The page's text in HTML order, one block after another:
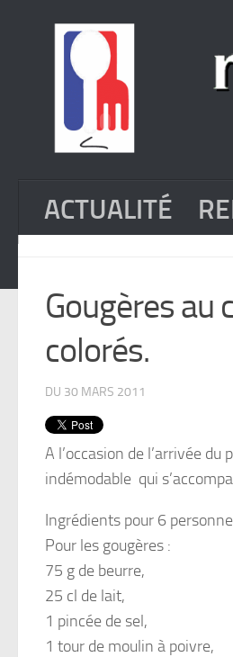
ACTUALITÉ
Gougères au
colorés.
DU 30 MARS 2011
A l’occasion de l’arrivée
indémodable qui
Ingrédients pour 6
Pour les gougères :
75 g de beurre,
25 cl de lait,
1 pincée de sel,
1 tour de moulin à poivre,